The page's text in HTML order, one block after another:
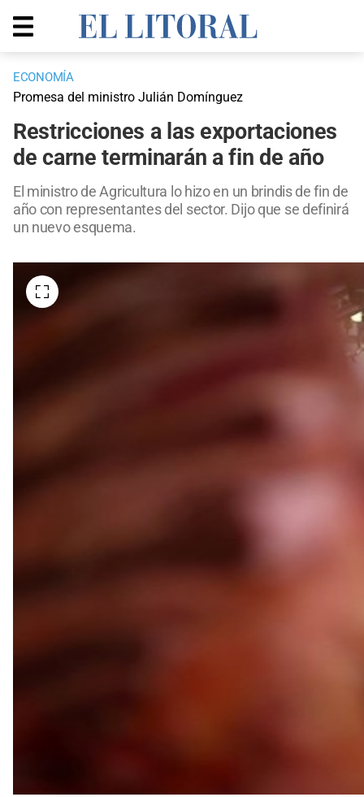
ECONOMÍA
Promesa del ministro Julián Domínguez
Restricciones a las exportaciones
de carne terminarán a fin de año
El ministro de Agricultura lo hizo en un brindis de fin de
año con representantes del sector. Dijo que se definirá
un nuevo esquema.